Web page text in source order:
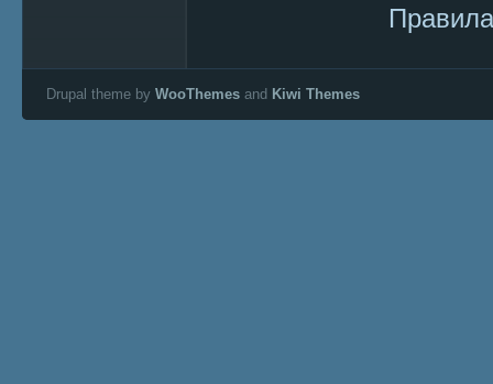
Drupal theme by WooThemes and Kiwi Themes